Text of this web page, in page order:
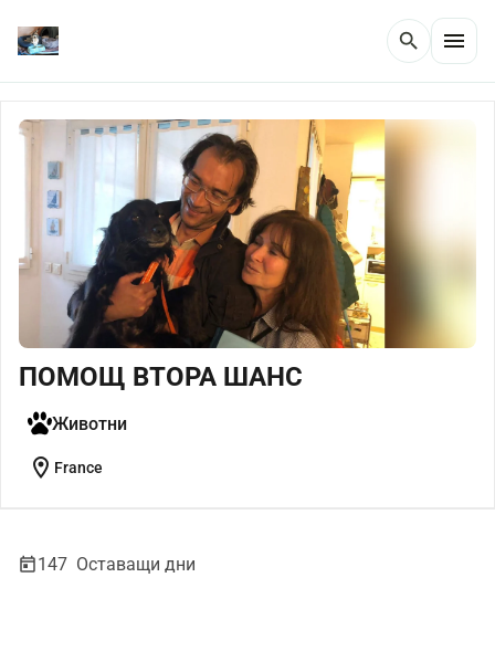
search menu
ПОМОЩ ВТОРА ШАНС
Животни
location_on France
147 Оставащи дни